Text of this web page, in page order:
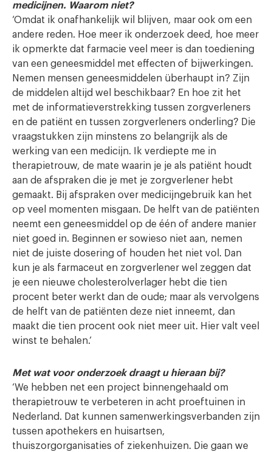
medicijnen. Waarom niet?
‘Omdat ik onafhankelijk wil blijven, maar ook om een
andere reden. Hoe meer ik onderzoek deed, hoe meer
ik opmerkte dat farmacie veel meer is dan toediening
van een geneesmiddel met effecten of bijwerkingen.
Nemen mensen geneesmiddelen überhaupt in? Zijn
de middelen altijd wel beschikbaar? En hoe zit het
met de informatieverstrekking tussen zorgverleners
en de patiënt en tussen zorgverleners onderling? Die
vraagstukken zijn minstens zo belangrijk als de
werking van een medicijn. Ik verdiepte me in
therapietrouw, de mate waarin je je als patiënt houdt
aan de afspraken die je met je zorgverlener hebt
gemaakt. Bij afspraken over medicijngebruik kan het
op veel momenten misgaan. De helft van de patiënten
neemt een geneesmiddel op de één of andere manier
niet goed in. Beginnen er sowieso niet aan, nemen
niet de juiste dosering of houden het niet vol. Dan
kun je als farmaceut en zorgverlener wel zeggen dat
je een nieuwe cholesterolverlager hebt die tien
procent beter werkt dan de oude; maar als vervolgens
de helft van de patiënten deze niet inneemt, dan
maakt die tien procent ook niet meer uit. Hier valt veel
winst te behalen.’
Met wat voor onderzoek draagt u hieraan bij?
‘We hebben net een project binnengehaald om
therapietrouw te verbeteren in acht proeftuinen in
Nederland. Dat kunnen samenwerkingsverbanden zijn
tussen apothekers en huisartsen,
thuiszorgorganisaties of ziekenhuizen. Die gaan we